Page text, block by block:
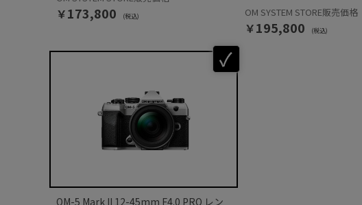
￥173,800 (税込) OM SYSTEM STORE販売価格
￥195,800 (税込)
OM-5 Mark II 12-45mm F4.0 PRO レン